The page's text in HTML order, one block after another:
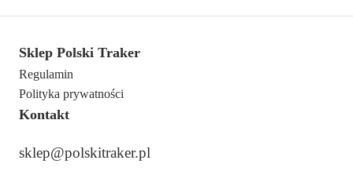
Sklep Polski Traker
Regulamin
Polityka prywatności
Kontakt
sklep@polskitraker.pl